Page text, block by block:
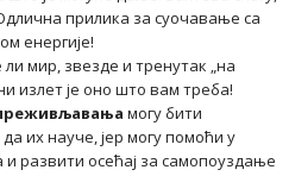
прилика за суочавање са
енергије!
мир, звезде и тренутак „на
излет је оно што вам треба!
могу бити
их науче, јер могу помоћи у
развити осећај за самопоуздање